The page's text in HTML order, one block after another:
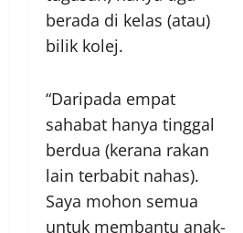
berada di kelas (atau)
bilik kolej.
“Daripada empat
sahabat hanya tinggal
berdua (kerana rakan
lain terbabit nahas).
Saya mohon semua
untuk membantu anak-